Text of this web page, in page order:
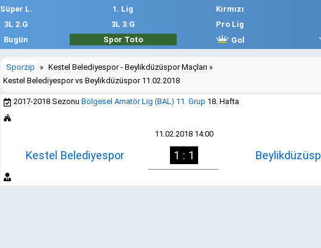
Süper L. 1. Lig
Kırmızı
3L 2.G
3L 3.G
Pro Lig
Bugün
Spor Toto Gol
Sporzip » Kestel Belediyespor - Beylikdüzüspor Maçları »
Kestel Belediyespor vs Beylikdüzüspor 11.02.2018
2017-2018 Sezonu Bölgesel Amatör Lig (BAL) 11. Grup 18. Hafta
11.02.2018 14:00
Kestel Belediyespor 1 : 1